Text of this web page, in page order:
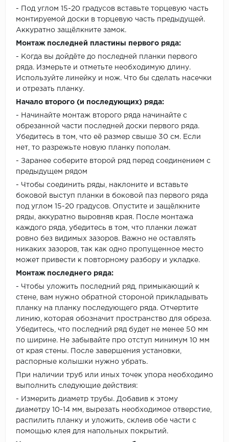
- Под углом 15-20 градусов вставьте торцевую часть
монтируемой доски в торцевую часть предыдущей.
Аккуратно защёлкните замок.
Монтаж последней пластины первого ряда:
- Когда вы дойдёте до последней планки первого
ряда. Измерьте и отметьте необходимую длину.
Используйте линейку и нож. Что бы сделать насечки
и отрезать планку.
Начало второго (и последующих) ряда:
- Начинайте монтаж второго ряда начинайте с
обрезанной части последней доски первого ряда.
Убедитесь в том, что её размер свыше 30 см. Если
нет, то разрежьте новую планку пополам.
- Заранее соберите второй ряд перед соединением с
предыдущем рядом
- Чтобы соединить ряды, наклоните и вставьте
боковой выступ планки в боковой паз первого ряда
под углом 15-20 градусов. Опустите и защёлкните
ряды, аккуратно выровняв края. После монтажа
каждого ряда, убедитесь в том, что планки лежат
ровно без видимых зазоров. Важно не оставлять
никаких зазоров, так как одно пропущенное место
может привести к повторному разбору и укладке.
Монтаж последнего ряда:
- Чтобы уложить последний ряд, примыкающий к
стене, вам нужно обратной стороной прикладывать
планку на планку последующего ряда. Отчертите
линию, которая обозначит пространство для обреза.
Убедитесь, что последний ряд будет не менее 50 мм
по ширине. Не забывайте про отступ минимум 10 мм
от края стены. После завершения установки,
распорные колышки нужно убрать.
При наличии труб или иных точек упора необходимо
выполнить следующие действия:
- Измерить диаметр трубы. Добавив к этому
диаметру 10-14 мм, вырезать необходимое отверстие,
распилить планку и уложить, склеив обе части с
помощью клея для напольных покрытий.